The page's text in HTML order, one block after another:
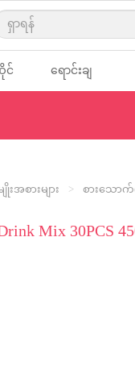
င် ရောင်းချ
အစားများ စားသောက်
Mix 30PCS